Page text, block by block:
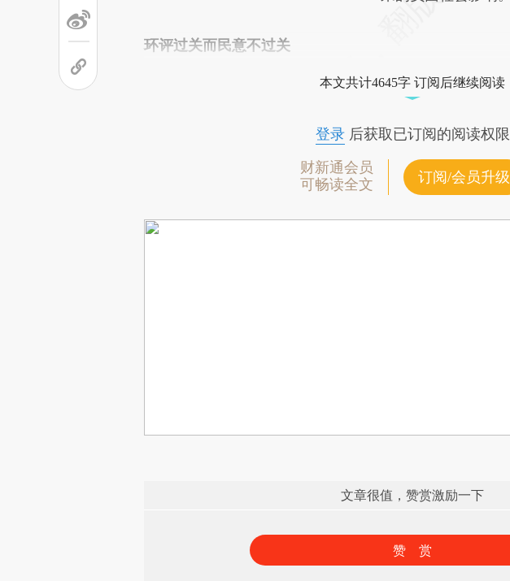
环评过关而民意不过关
本文共计4645字 订阅后继续阅读
登录后获取已订阅的阅读权限
财新通会员
可畅读全文
订阅/会员升级
文章很值，赞赏激励一下
赞 赏